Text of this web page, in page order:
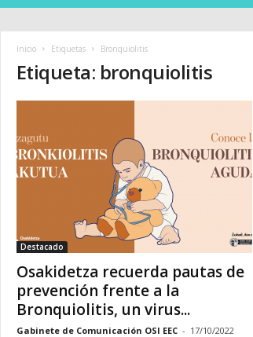
A
Inicio Etiquetas Bronquiolitis
Etiqueta: bronquiolitis
Destacado
Osakidetza recuerda pautas de
prevención frente a la
Bronquiolitis, un virus...
Gabinete de Comunicación OSI EEC - 17/10/2022